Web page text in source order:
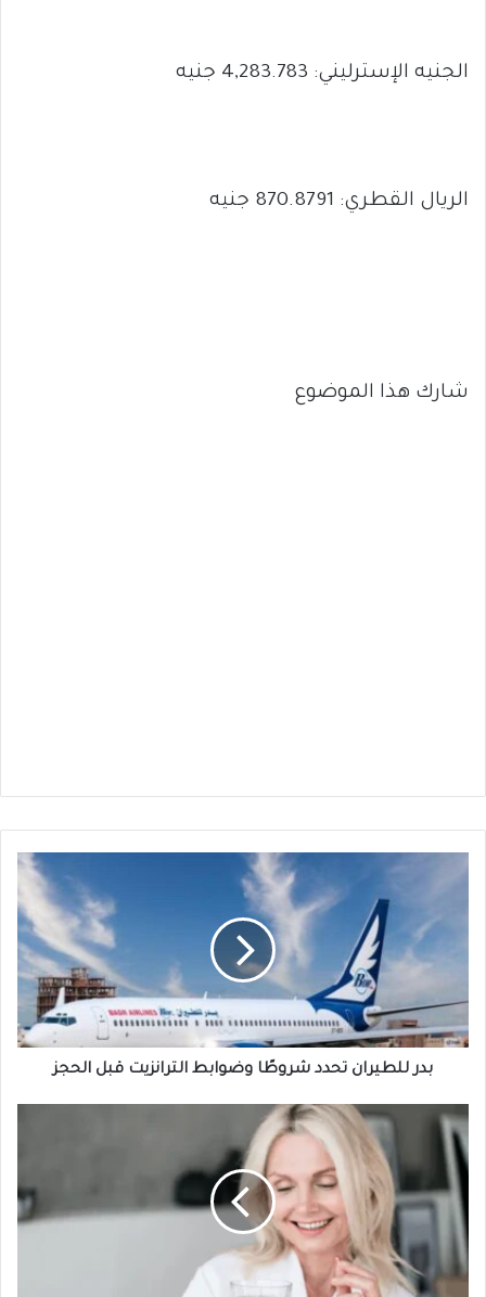
الجنيه الإسترليني: 4,283.783 جنيه
الريال القطري: 870.8791 جنيه
شارك هذا الموضوع
شروطًا
وضوابط
قبل
بدر للطيران تحدد شروطًا وضوابط الترانزيت قبل الحجز
الأنوثة
تتجدد
:
علاج
غير
مسبوق
يعيد
التوازن